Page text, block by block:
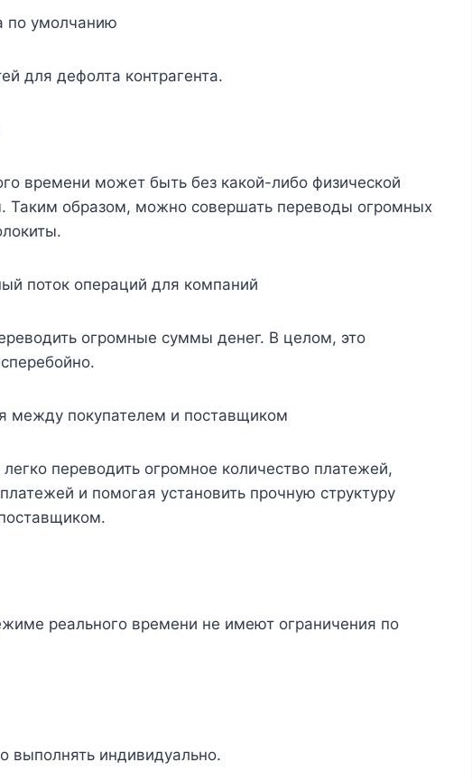
по умолчанию
для дефолта контрагента.
времени может быть без какой-либо физической
Таким образом, можно совершать переводы огромных
поток операций для компаний
огромные суммы денег. В целом, это
между покупателем и поставщиком
переводить огромное количество платежей,
и помогая установить прочную структуру
реального времени не имеют ограничения по
выполнять индивидуально.